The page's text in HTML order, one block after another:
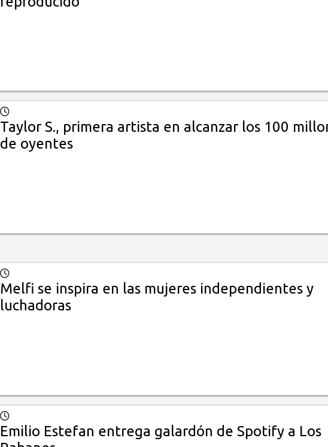
Taylor S., primera artista en alcanzar los 100
de oyentes
Melfi se inspira en las mujeres independientes y
luchadoras
Emilio Estefan entrega galardón de Spotify a Los